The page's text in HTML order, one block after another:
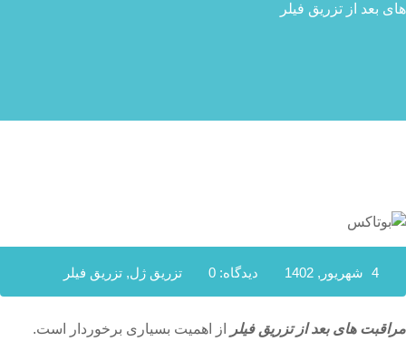
های بعد از تزریق فیلر
4 شهریور, 1402 دیدگاه: 0 تزریق ژل, تزریق فیلر
مراقبت های بعد از تزریق فیلر
از اهمیت بسیاری برخوردار است.